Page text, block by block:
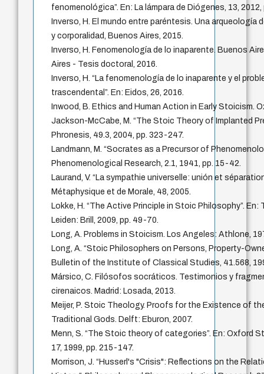
fenomenológica”. En: La lámpara de Diógenes, 13,
Inverso, H. El mundo entre paréntesis. Una arqueología
y corporalidad, Buenos Aires, 2015.
Inverso, H. Fenomenología de lo inaparente. Buenos
Aires - Tesis doctoral, 2016.
Inverso, H. “La fenomenología de lo inaparente y el
trascendental”. En: Eidos, 26, 2016.
Inwood, B. Ethics and Human Action in Early Stoicism.
Jackson-McCabe, M. “The Stoic Theory of Implanted
Phronesis, 49.3, 2004, pp. 323-247.
Landmann, M. “Socrates as a Precursor of
Phenomenological Research, 2.1, 1941, pp. 15-42.
Laurand, V. “La sympathie universelle: unión et
Métaphysique et de Morale, 48, 2005.
Lokke, H. “The Active Principle in Stoic Philosophy”. En:
Leiden: Brill, 2009, pp. 49-70.
Long, A. Problems in Stoicism. Los Angeles: Athlone,
Long, A. “Stoic Philosophers on Persons, Property-
Bulletin of the Institute of Classical Studies, 41.568,
Mársico, C. Filósofos socráticos. Testimonios y
cirenaicos. Madrid: Losada, 2013.
Meijer, P. Stoic Theology. Proofs for the Existence of
Traditional Gods. Delft: Eburon, 2007.
Menn, S. “The Stoic theory of categories”. En: Oxford
17, 1999, pp. 215-147.
Morrison, J. “Husserl's "Crisis": Reflections on the